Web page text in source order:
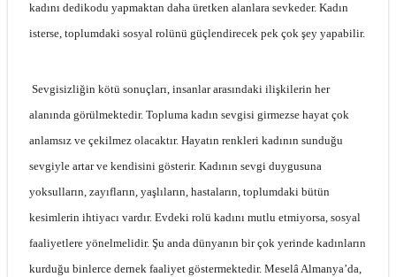
kadını dedikodu yapmaktan daha üretken alanlara sevkeder. Kadın
isterse, toplumdaki sosyal rolünü güçlendirecek pek çok şey yapabilir.
Sevgisizliğin kötü sonuçları, insanlar arasındaki ilişkilerin her
alanında görülmektedir. Topluma kadın sevgisi girmezse hayat çok
anlamsız ve çekilmez olacaktır. Hayatın renkleri kadının sunduğu
sevgiyle artar ve kendisini gösterir. Kadının sevgi duygusuna
yoksulların, zayıfların, yaşlıların, hastaların, toplumdaki bütün
kesimlerin ihtiyacı vardır. Evdeki rolü kadını mutlu etmiyorsa, sosyal
faaliyetlere yönelmelidir. Şu anda dünyanın bir çok yerinde kadınların
kurduğu binlerce dernek faaliyet göstermektedir. Meselâ Almanya’da,